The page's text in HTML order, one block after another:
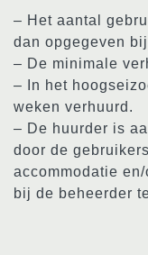
– Het aantal
dan opgegeven
– De minimale
– In het
weken verhuurd.
– De huurder is
door de
accommodatie
bij de beheerder